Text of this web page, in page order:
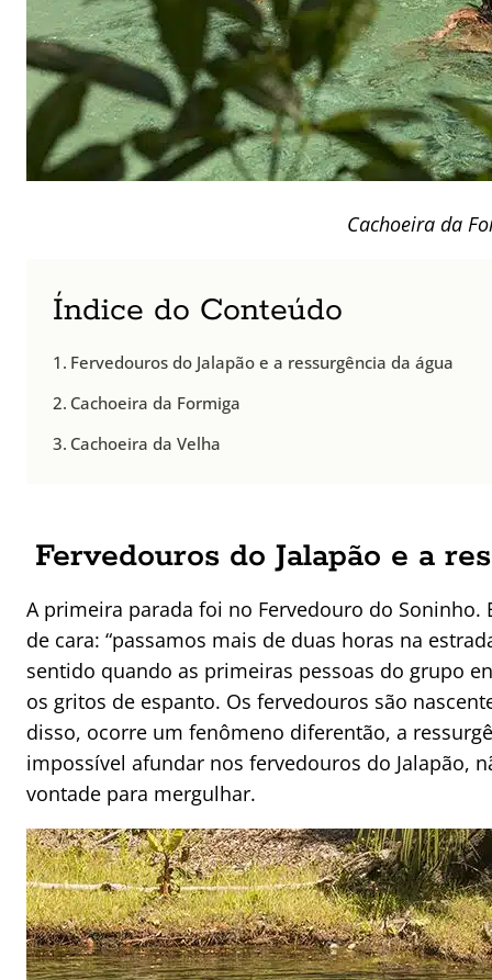
Cachoeira da
Índice do Conteúdo
Fervedouros do Jalapão e a ressurgência da água
Cachoeira da Formiga
Cachoeira da Velha
Fervedouros do Jalapão e a
A primeira parada foi no Fervedouro do
de cara: “passamos mais de duas horas na
sentido quando as primeiras pessoas do grupo
os gritos de espanto. Os fervedouros são
disso, ocorre um fenômeno diferentão, a
impossível afundar nos fervedouros do Jalapão,
vontade para mergulhar.